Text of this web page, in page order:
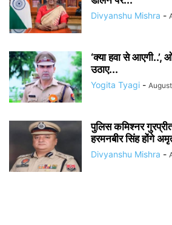
Divyanshu Mishra -
‘क्या हवा से आएगी..’,
उठाए...
Yogita Tyagi -
पुलिस कमिश्नर
हरमनबीर सिंह होंगे
Divyanshu Mishra -